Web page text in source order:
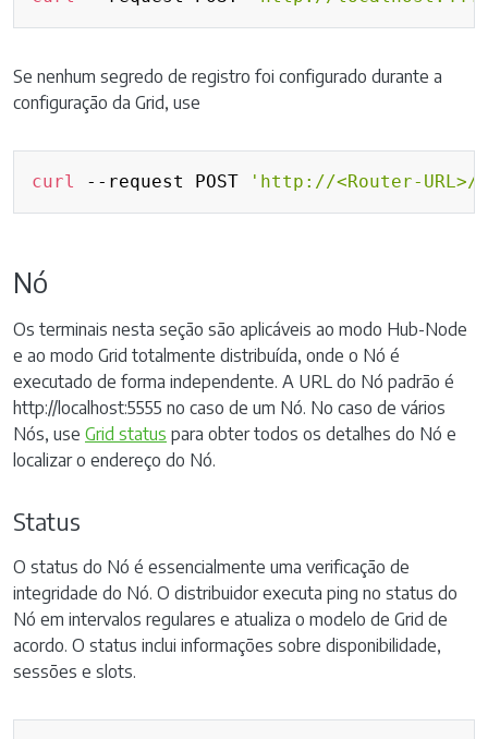
Se nenhum segredo de registro foi configurado durante a
configuração da Grid, use
curl --request POST 'http://<Router-
Nó
Os terminais nesta seção são aplicáveis ao modo Hub-Node
e ao modo Grid totalmente distribuída, onde o Nó é
executado de forma independente. A URL do Nó padrão é
http://localhost:5555 no caso de um Nó. No caso de vários
Nós, use Grid status para obter todos os detalhes do Nó e
localizar o endereço do Nó.
Status
O status do Nó é essencialmente uma verificação de
integridade do Nó. O distribuidor executa ping no status do
Nó em intervalos regulares e atualiza o modelo de Grid de
acordo. O status inclui informações sobre disponibilidade,
sessões e slots.